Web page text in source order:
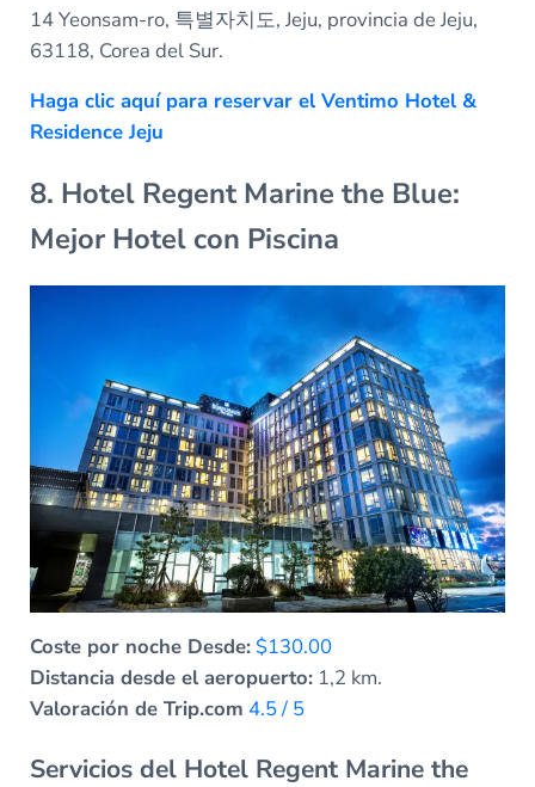
14 Yeonsam-ro, 특별자치도, Jeju, provincia de Jeju,
63118, Corea del Sur.
Haga clic aquí para reservar el Ventimo Hotel &
Residence Jeju
8. Hotel Regent Marine the Blue:
Mejor Hotel con Piscina
Coste por noche Desde: $130.00
Distancia desde el aeropuerto:1,2 km.
Valoración de Trip.com 4.5 / 5
Servicios del Hotel Regent Marine the